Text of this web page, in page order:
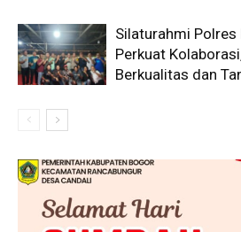
Silaturahmi Polres
Perkuat
Berkualitas dan